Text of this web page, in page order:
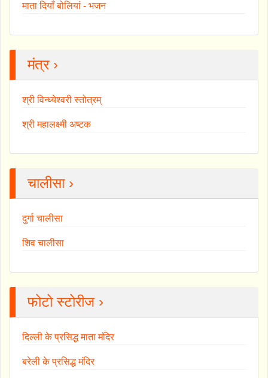
माता दियाँ बोलियां - भजन
मंत्र ›
श्री विन्ध्येश्वरी स्तोत्रम्
श्री महालक्ष्मी अष्टक
चालीसा ›
दुर्गा चालीसा
शिव चालीसा
फोटो स्टोरीज ›
दिल्ली के प्रसिद्ध माता मंदिर
बरेली के प्रसिद्ध मंदिर